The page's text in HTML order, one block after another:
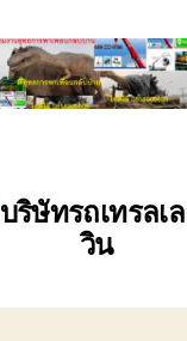
เครื่องจักร
ระยอง
ชลบุรี
เซียน
บริษัทรถเทรลเ
วิน